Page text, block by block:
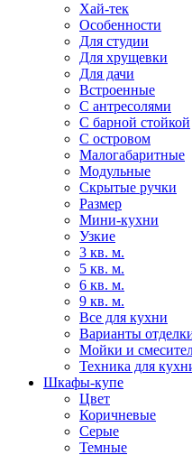
Хай-тек
Особенности
Для студии
Для хрущевки
Для дачи
Встроенные
С антресолями
С барной стойкой
С островом
Малогабаритные
Модульные
Скрытые ручки
Размер
Мини-кухни
Узкие
3 кв. м.
5 кв. м.
6 кв. м.
9 кв. м.
Все для кухни
Варианты
Мойки и
Техника для
Шкафы-купе
Цвет
Коричневые
Серые
Темные